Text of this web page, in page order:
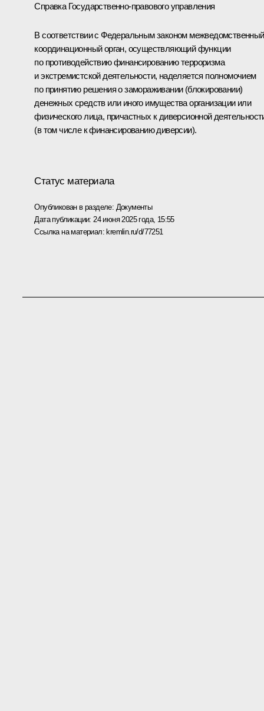
Справка Государственно-правового управления
В соответствии с Федеральным законом межведомственный
координационный орган, осуществляющий функции
по противодействию финансированию терроризма
и экстремистской деятельности, наделяется полномочием
по принятию решения о замораживании (блокировании)
денежных средств или иного имущества организации или
физического лица, причастных к диверсионной
(в том числе к финансированию диверсии).
Статус материала
Опубликован в разделе: Документы
Дата публикации: 24 июня 2025 года, 15:55
Ссылка на материал: kremlin.ru/d/77251